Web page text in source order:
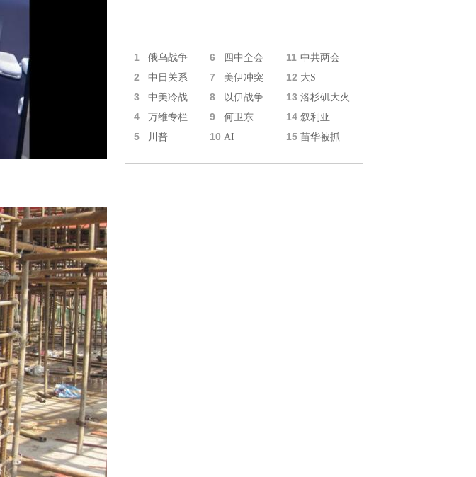
1 俄乌战争 6 四中全会 11 中共两会
2 中日关系 7 美伊冲突 12 大S
3 中美冷战 8 以伊战争 13 洛杉矶大火
4 万维专栏 9 何卫东 14 叙利亚
5 川普 10 AI 15 苗华被抓